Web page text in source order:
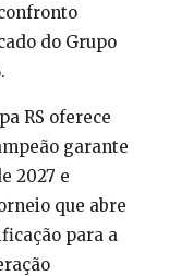
do Grupo
RS oferece
garante
2027 e
que abre
para a